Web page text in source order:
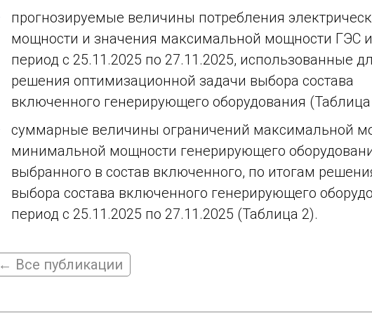
прогнозируемые величины потребления
мощности и значения максимальной мощности ГЭС
период с 25.11.2025 по 27.11.2025, использованные
решения оптимизационной задачи выбора состава
включенного генерирующего оборудования (Таблица
суммарные величины ограничений максимальной
минимальной мощности генерирующего
выбранного в состав включенного, по итогам
выбора состава включенного генерирующего
период с 25.11.2025 по 27.11.2025 (Таблица 2).
← Все публикации